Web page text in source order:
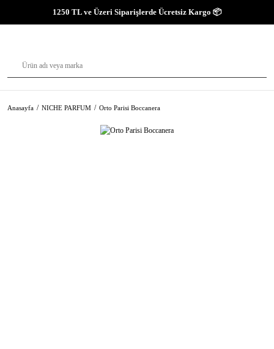
1250 TL ve Üzeri Siparişlerde Ücretsiz Kargo 📦
Anasayfa NICHE PARFUM Orto Parisi Boccanera